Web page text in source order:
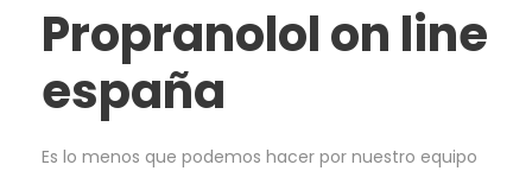
Propranolol on line
españa
Es lo menos que podemos hacer por nuestro equipo